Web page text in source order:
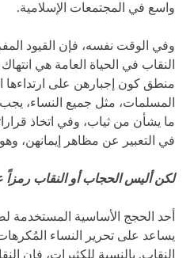
واسع في المجتمعات الإسلامية.
وفي الوقت نفسه، فإن القيود
النقاب في الحياة العامة هي
منطق كون إجبارهن على ارتداءها
المسلمات، مثل جميع النساء،
ما يشأن من ثياب، وفي اتخاذ
في التعبير عن مظاهر إيمانهن،
لكن أليس الحجاب أو النقاب رمزاً
أحد الحجج الأساسية المستخدمة
يساعد على تحرير النساء